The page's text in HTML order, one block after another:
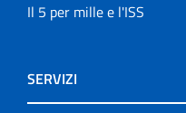
Il 5 per mille e l'ISS
SERVIZI